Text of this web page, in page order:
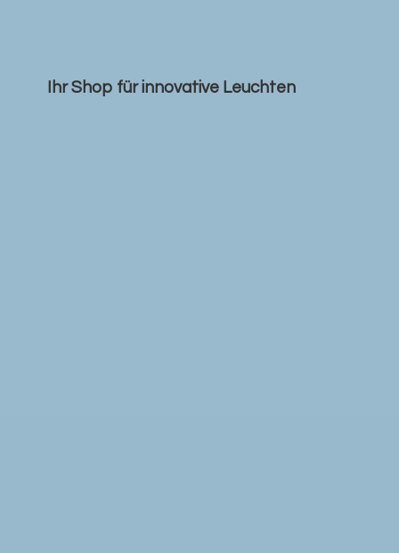
Ihr Shop fürinnovative Leuchten